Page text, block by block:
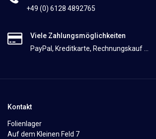
+49 (0) 6128 4892765
Viele Zahlungsmöglichkeiten
PayPal, Kreditkarte, Rechnungskauf ...
Kontakt
Folienlager
Auf dem Kleinen Feld 7